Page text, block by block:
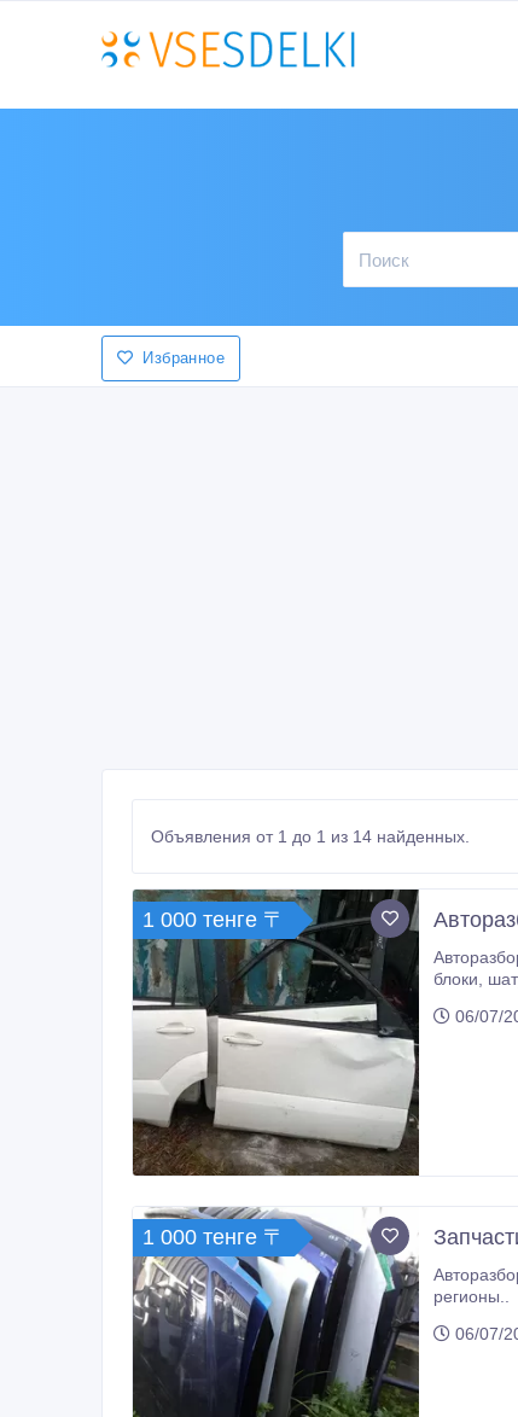
Избранное
Объявления от 1 до 1 из 14 найденных.
1 000 тенге 〒
Авторазбор Toyota
блоки, шатуны, поршни, шкивы, термомуфты, вентиляторы, форсунки, свечи накала, дроссельные заслонки, ГУРы. Редукторы.
06/07/
1 000 тенге 〒
Авторазбор в
регионы..
06/07/